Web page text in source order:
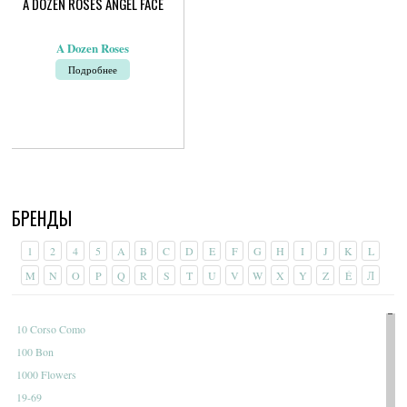
A Dozen Roses
Подробнее
БРЕНДЫ
1 2 4 5 A B C D E F G H I J K
L
M
N O P Q R S T U V W X Y Z É Л
10 Corso Como
100 Bon
1000 Flowers
19-69